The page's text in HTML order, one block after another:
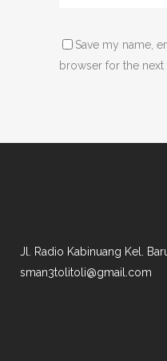
Save my name,
browser for the next
Jl. Radio Kabinuang Kel.
sman3tolitoli@gmail.com